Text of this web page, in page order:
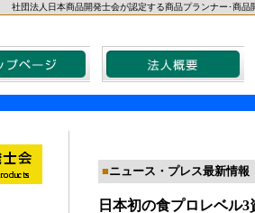
社団法人日本商品開発士会が認定する商品プランナー･商
■ニュース・プレス最新情報
日本初の食プロレベル